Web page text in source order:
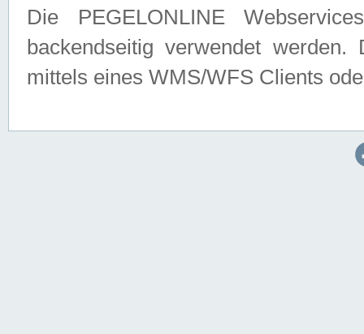
Die PEGELONLINE
backendseitig verwendet
mittels eines WMS/WFS Clients